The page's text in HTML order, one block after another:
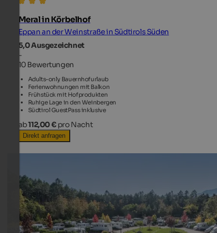
Meral in Körbelhof
Eppan an der Weinstraße in Südtirols Süden
5,0Ausgezeichnet
-
10 Bewertungen
Adults-only Bauernhofurlaub
Ferienwohnungen mit Balkon
Frühstück mit Hofprodukten
Ruhige Lage in den Weinbergen
Südtirol GuestPass inklusive
ab112,00 € pro Nacht
Direkt anfragen